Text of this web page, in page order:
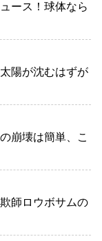
ース！球体なら
陽が沈むはずが
崩壊は簡単、こ
師ロウボサムの